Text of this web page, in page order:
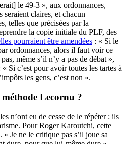
le 49-3 », aux ordonnances,
seraient claires, et chacun
telles que précisées par la
la copie initiale du PLF, des
pourraient être amendées : « Si le
ordonnances, alors il faut voir ce
même s’il n’y a pas de débat »,
Si c’est pour avoir toutes les tartes à
les gens, c’est non ».
Lecornu ?
n’ont eu de cesse de le répéter : ils
Pour Roger Karoutchi, cette
Je ne le critique pas s’il joue sa